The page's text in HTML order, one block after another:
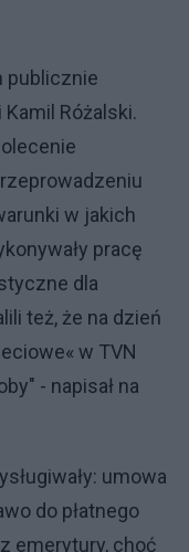
publicznie
Różalski.
w jakich
pracę
dla
też, że na dzień
w TVN
- napisał na
umowa
do płatnego
emerytury, choć